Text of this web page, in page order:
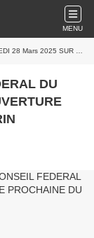
MENU
DU C.H.U.G. DE PERRIN